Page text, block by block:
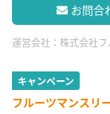
お問合
運営会社： 株式会社
キャンペーン
フルーツマンス